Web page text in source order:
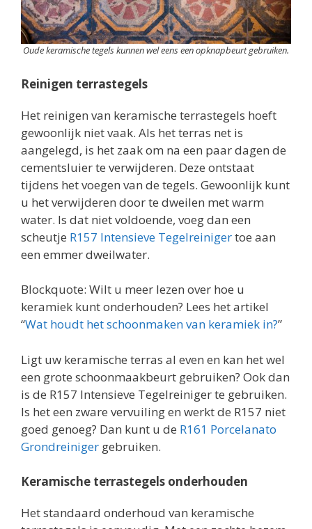
Oude keramische tegels kunnen wel eens een opknapbeurt gebruiken.
Reinigen terrastegels
Het reinigen van keramische terrastegels hoeft
gewoonlijk niet vaak. Als het terras net is
aangelegd, is het zaak om na een paar dagen de
cementsluier te verwijderen. Deze ontstaat
tijdens het voegen van de tegels. Gewoonlijk kunt
u het verwijderen door te dweilen met warm
water. Is dat niet voldoende, voeg dan een
scheutje R157 Intensieve Tegelreinigertoe aan
een emmer dweilwater.
Blockquote: Wilt u meer lezen over hoe u
keramiek kunt onderhouden? Lees het artikel
“Wat houdt het schoonmaken van keramiek in?”
Ligt uw keramische terras al even en kan het wel
een grote schoonmaakbeurt gebruiken? Ook dan
is de R157 Intensieve Tegelreiniger te gebruiken.
Is het een zware vervuiling en werkt de R157 niet
goed genoeg? Dan kunt u de R161 Porcelanato
Grondreiniger gebruiken.
Keramische terrastegels onderhouden
Het standaard onderhoud van keramische